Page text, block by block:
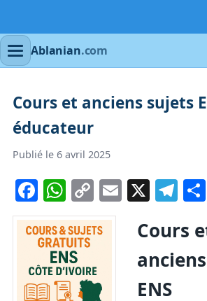
Ablanian.com
Cours et anciens sujets
éducateur
Publié le 6 avril 2025
Facebook
WhatsApp
Copy
Link
Email
X
Cours
ENS